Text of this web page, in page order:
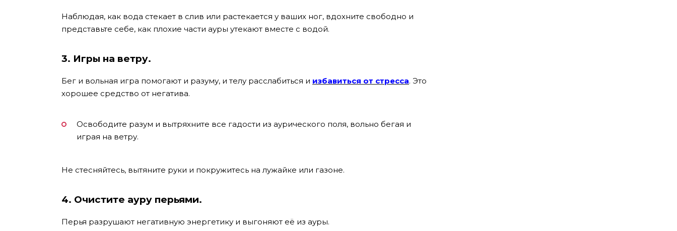
Наблюдая, как вода стекает в слив или растекается у ваших ног, вдохните свободно и
представьте себе, как плохие части ауры утекают вместе с водой.
3. Игры на ветру.
Бег и вольная игра помогают и разуму, и телу расслабиться и избавиться от стресса. Это
хорошее средство от негатива.
Освободите разум и вытряхните все гадости из аурического поля, вольно бегая и
играя на ветру.
Не стесняйтесь, вытяните руки и покружитесь на лужайке или газоне.
4. Очистите ауру перьями.
Перья разрушают негативную энергетику и выгоняют её из ауры.